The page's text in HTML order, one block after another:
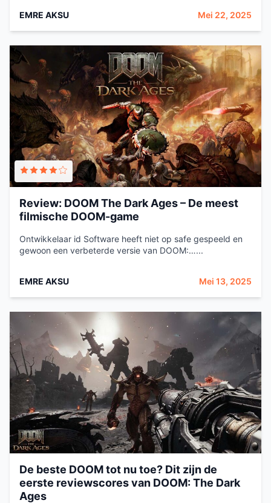
EMRE AKSU Mei 22, 2025
Review: DOOM The Dark Ages – De meest
filmische DOOM-game
Ontwikkelaar id Software heeft niet op safe gespeeld en
gewoon een verbeterde versie van DOOM:…...
EMRE AKSU Mei 13, 2025
De beste DOOM tot nu toe? Dit zijn de
eerste reviewscores van DOOM: The Dark
Ages